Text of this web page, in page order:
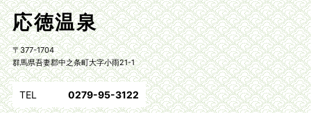
応徳温泉
〒377-1704
群馬県吾妻郡中之条町大字小雨21-1
TEL 0279-95-3122